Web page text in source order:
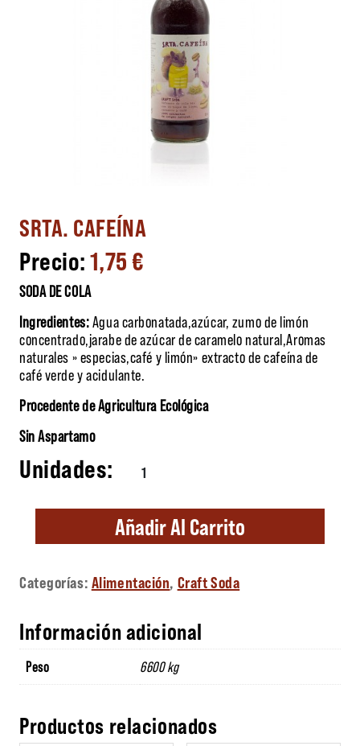
SRTA. CAFEÍNA
1,75€
SODA DE COLA
Ingredientes:Agua carbonatada,azúcar, zumo de limón
concentrado,jarabe de azúcar de caramelo natural,Aromas
naturales » especias,café y limón» extracto de cafeína de
café verde y acidulante.
Procedente de Agricultura Ecológica
Sin Aspartamo
SRTA. CAFEÍNA cantidad
Añadir Al Carrito
Categorías: Alimentación, Craft Soda
Información adicional
Peso 6600 kg
Productos relacionados